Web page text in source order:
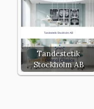
Tandestetik
Stockholm AB